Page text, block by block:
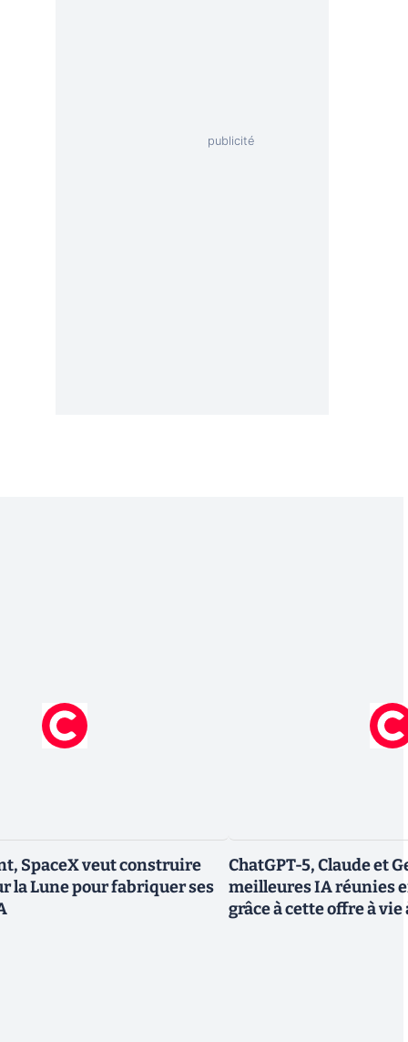
SpaceX veut construire
la Lune pour fabriquer ses
ChatGPT-5, Claude et
meilleures IA réunies
grâce à cette offre à vie